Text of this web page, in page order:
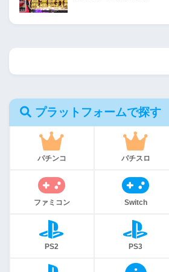
プラットフォームで探す
パチンコ パチスロ
ファミコン Switch
PS2 PS3